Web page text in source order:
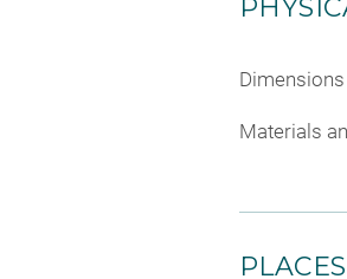
Dimensions
Materials